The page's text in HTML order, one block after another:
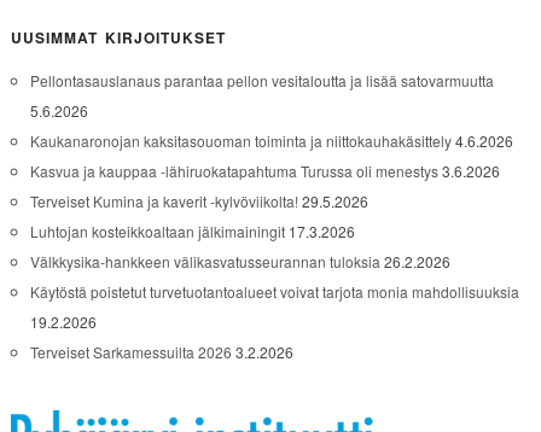
UUSIMMAT KIRJOITUKSET
Pellontasauslanaus parantaa pellon vesitaloutta ja lisää satovarmuutta
5.6.2026
Kaukanaronojan kaksitasouoman toiminta ja niittokauhakäsittely4.6.2026
Kasvua ja kauppaa -lähiruokatapahtuma Turussa oli menestys3.6.2026
Terveiset Kumina ja kaverit -kylvöviikolta!29.5.2026
Luhtojan kosteikkoaltaan jälkimainingit 17.3.2026
Välkkysika-hankkeen välikasvatusseurannan tuloksia 26.2.2026
Käytöstä poistetut turvetuotantoalueet voivat tarjota monia mahdollisuuksia
19.2.2026
Terveiset Sarkamessuilta 2026 3.2.2026